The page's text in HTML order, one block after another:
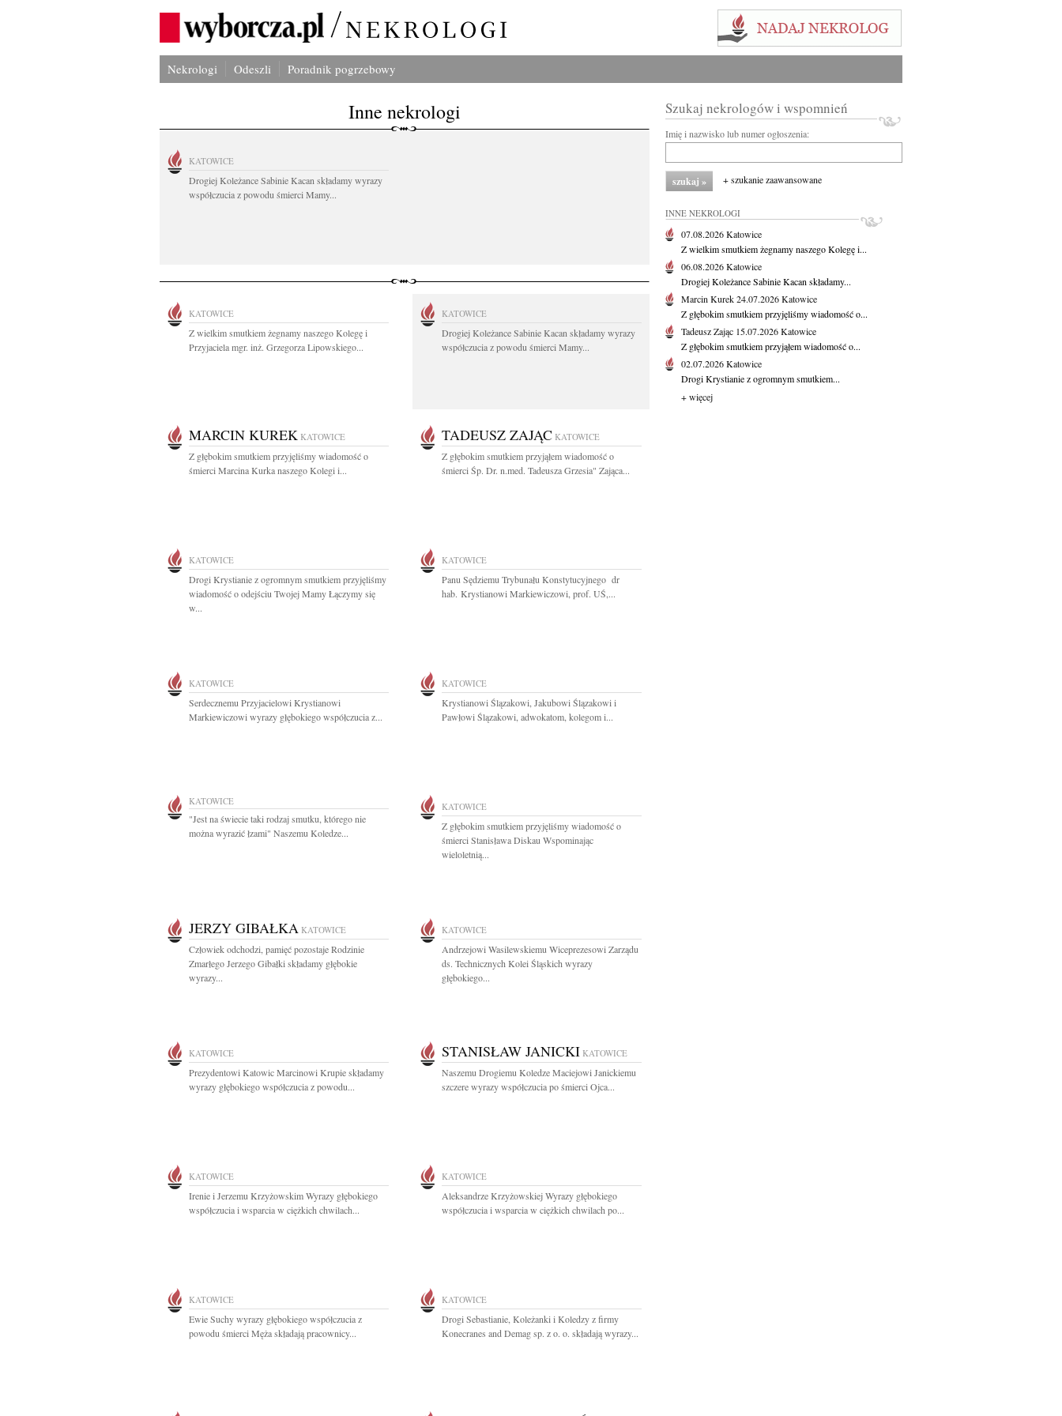
Nekrologi Odeszli Poradnik pogrzebowy
Inne nekrologi
KATOWICE
Drogiej Koleżance Sabinie Kacan składamy wyrazy
współczucia z powodu śmierci Mamy...
KATOWICE
Z wielkim smutkiem żegnamy naszego Kolegę i
Przyjaciela mgr. inż. Grzegorza Lipowskiego...
KATOWICE
Drogiej Koleżance Sabinie Kacan składamy wyrazy
współczucia z powodu śmierci Mamy...
MARCIN KUREK KATOWICE
Z głębokim smutkiem przyjęliśmy wiadomość o
śmierci Marcina Kurka naszego Kolegi i...
TADEUSZ ZAJĄC KATOWICE
Z głębokim smutkiem przyjąłem wiadomość o
śmierci Śp. Dr. n.med. Tadeusza Grzesia" Zająca...
KATOWICE
Drogi Krystianie z ogromnym smutkiem przyjęliśmy
wiadomość o odejściu Twojej Mamy Łączymy się
w...
KATOWICE
Panu Sędziemu Trybunału Konstytucyjnego dr
hab. Krystianowi Markiewiczowi, prof. UŚ,...
KATOWICE
Serdecznemu Przyjacielowi Krystianowi
Markiewiczowi wyrazy głębokiego współczucia z...
KATOWICE
Krystianowi Ślązakowi, Jakubowi Ślązakowi i
Pawłowi Ślązakowi, adwokatom, kolegom i...
KATOWICE
"Jest na świecie taki rodzaj smutku, którego nie
można wyrazić łzami" Naszemu Koledze...
KATOWICE
Z głębokim smutkiem przyjęliśmy wiadomość o
śmierci Stanisława Diskau Wspominając
wieloletnią...
JERZY GIBAŁKA KATOWICE
Człowiek odchodzi, pamięć pozostaje Rodzinie
Zmarłego Jerzego Gibałki składamy głębokie
wyrazy...
KATOWICE
Andrzejowi Wasilewskiemu Wiceprezesowi Zarządu
ds. Technicznych Kolei Śląskich wyrazy
głębokiego...
KATOWICE
Prezydentowi Katowic Marcinowi Krupie składamy
wyrazy głębokiego współczucia z powodu...
STANISŁAW JANICKI KATOWICE
Naszemu Drogiemu Koledze Maciejowi Janickiemu
szczere wyrazy współczucia po śmierci Ojca...
KATOWICE
Irenie i Jerzemu Krzyżowskim Wyrazy głębokiego
współczucia i wsparcia w ciężkich chwilach...
KATOWICE
Aleksandrze Krzyżowskiej Wyrazy głębokiego
współczucia i wsparcia w ciężkich chwilach po...
KATOWICE
Ewie Suchy wyrazy głębokiego współczucia z
powodu śmierci Męża składają pracownicy...
KATOWICE
Drogi Sebastianie, Koleżanki i Koledzy z firmy
Konecranes and Demag sp. z o. o. składają wyrazy...
Szukaj nekrologów i wspomnień
Imię i nazwisko lub numer ogłoszenia:
+ szukanie zaawansowane
INNE NEKROLOGI
07.08.2026Katowice
Z wielkim smutkiem żegnamy naszego Kolegę i...
06.08.2026Katowice
Drogiej Koleżance Sabinie Kacan składamy...
Marcin Kurek24.07.2026Katowice
Z głębokim smutkiem przyjęliśmy wiadomość o...
Tadeusz Zając 15.07.2026Katowice
Z głębokim smutkiem przyjąłem wiadomość o...
02.07.2026Katowice
Drogi Krystianie z ogromnym smutkiem...
+ więcej